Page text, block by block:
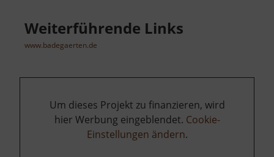
Weiterführende Links
www.badegaerten.de
Um dieses Projekt zu finanzieren, wird
hier Werbung eingeblendet. Cookie-
Einstellungen ändern.